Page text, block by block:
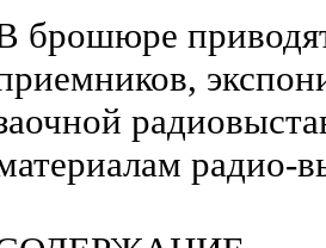
брошюре
радио-